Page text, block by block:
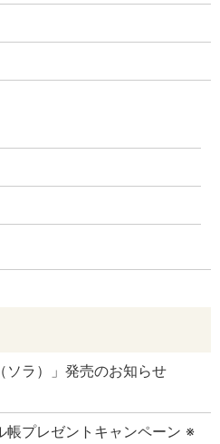
ソラ）」発売のお知らせ
帳プレゼントキャンペーン ※